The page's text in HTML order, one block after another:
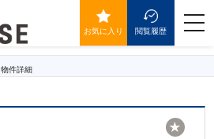
お気に入り 閲覧履歴
物件詳細
★